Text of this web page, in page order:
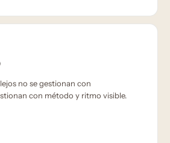
no se gestionan con
con método y ritmo visible.